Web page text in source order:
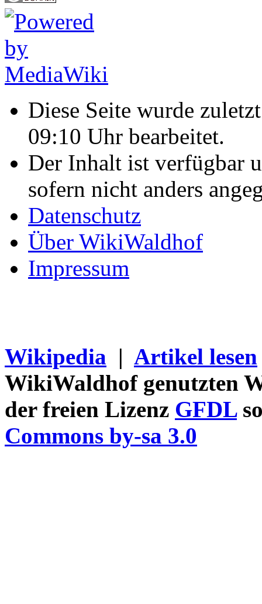
Diese Seite wurde
09:10 Uhr bearbeitet.
Der Inhalt ist verfügbar
sofern nicht anders
Datenschutz
Über WikiWaldhof
Impressum
Wikipedia | Artikel lesen
WikiWaldhof genutzten
der freien Lizenz GFDL
Commons by-sa 3.0